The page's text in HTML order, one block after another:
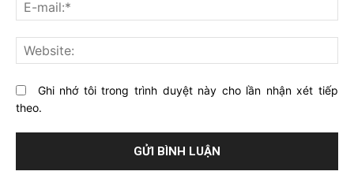
bài
viết
này?
Ghi nhớ tôi trong trình duyệt này cho lần nhận xét tiếp
theo.